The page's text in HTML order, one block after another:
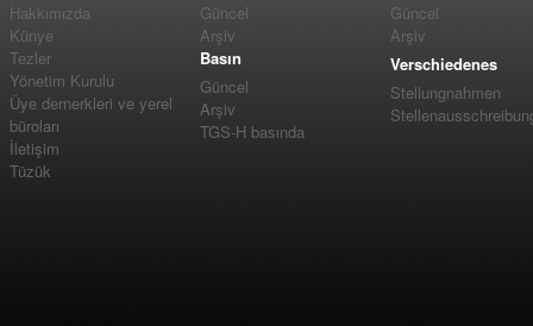
Hakkımızda
Künye
Tezler
Yönetim Kurulu
Üye dernerkleri ve yerel
büroları
İletişim
Tüzük
Güncel
Arşiv
Basın
Güncel
Arşiv
TGS-H basında
Güncel
Arşiv
Verschiedenes
Stellungnahmen